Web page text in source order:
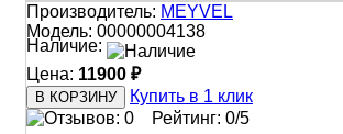
Производитель: MEYVEL
Модель: 00000004138
Наличие:
Цена: 11900 ₽
Купить в 1 клик
Рейтинг: 0/5